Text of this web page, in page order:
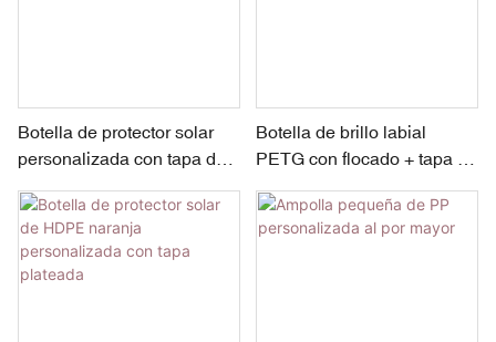
Botella de protector solar
personalizada con tapa de
LDPE, botella de
LDPE/Evoh/Admer
Botella de brillo labial
PETG con flocado + tapa de
0°